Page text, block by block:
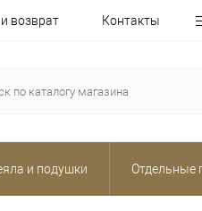
возврат Контакты
и подушки Отдельные